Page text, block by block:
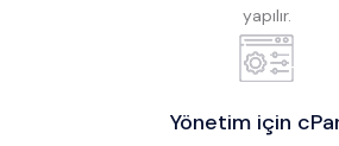
yapılır.
Yönetim için